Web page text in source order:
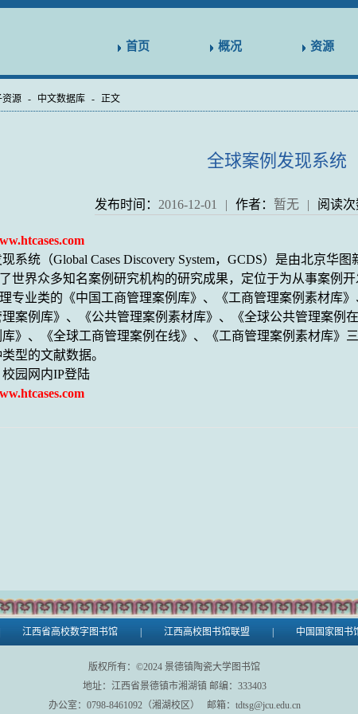
首页 概况 资源
资源 - 中文数据库 - 正文
全球案例发现系统
发布时间： 2016-12-01 | 作者： 暂无 | 阅读次
系统（Global Cases Discovery System，GCDS）是由北京华图
世界众多知名案例研究机构的研究成果，定位于为从事案例
专业类的《中国工商管理案例库》、《工商管理案例素材库
案例库》、《公共管理案例素材库》、《全球公共管理案例
库》、《全球工商管理案例在线》、《工商管理案例素材库》
型的文献数据。
园网内IP登陆
江西省高校数字图书馆 江西高校图书馆联盟 中国国家图书
版权所有：©2024 景德镇陶瓷大学图书馆
地址：江西省景德镇市湘湖镇 邮编：333403
办公室：0798-8461092（湘湖校区） 邮箱：tdtsg@jcu.edu.cn